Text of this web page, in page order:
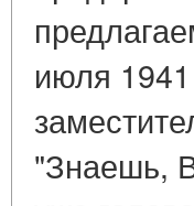
июля
"Знаешь,